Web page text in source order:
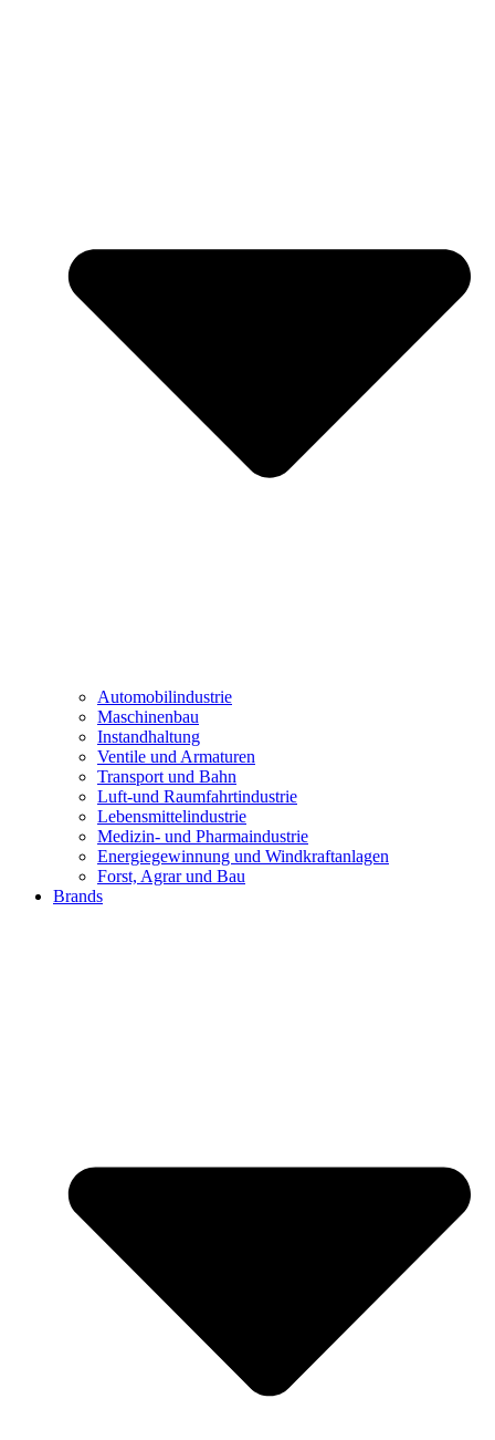
Automobilindustrie
Maschinenbau
Instandhaltung
Ventile und Armaturen
Transport und Bahn
Luft-und Raumfahrtindustrie
Lebensmittelindustrie
Medizin- und Pharmaindustrie
Energiegewinnung und Windkraftanlagen
Forst, Agrar und Bau
Brands